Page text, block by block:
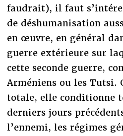
faudrait), il faut
de déshumanisation
en œuvre, en général
guerre extérieure sur
cette seconde guerre,
Arméniens ou les Tutsi.
totale, elle conditionne
derniers jours
l’ennemi, les régimes